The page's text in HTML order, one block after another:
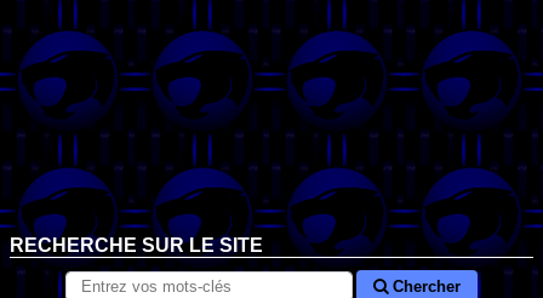
RECHERCHE SUR LE SITE
Chercher